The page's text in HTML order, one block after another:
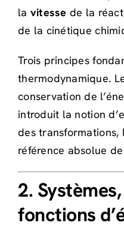
la vitesse de la
de la cinétique
Trois principes
thermodynamique.
conservation de
introduit la notion
des transformations,
référence absolue
2.
fonctions